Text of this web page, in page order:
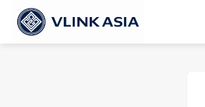
qua
nội